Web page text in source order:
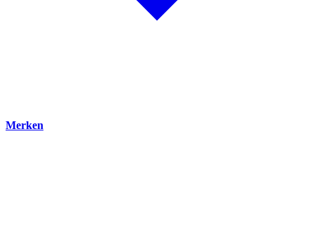
Merken